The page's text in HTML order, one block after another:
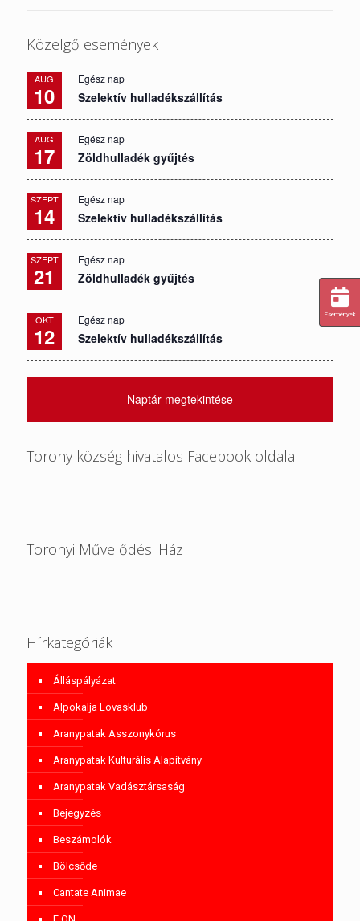
Közelgő események
AUG
10
Egész nap
Szelektív hulladékszállítás
AUG
17
Egész nap
Zöldhulladék gyűjtés
SZEPT
14
Egész nap
Szelektív hulladékszállítás
SZEPT
21
Egész nap
Zöldhulladék gyűjtés
OKT
12
Egész nap
Szelektív hulladékszállítás
Naptár megtekintése
Torony község hivatalos Facebook oldala
Toronyi Művelődési Ház
Hírkategóriák
Álláspályázat
Alpokalja Lovasklub
Aranypatak Asszonykórus
Aranypatak Kulturális Alapítvány
Aranypatak Vadásztársaság
Bejegyzés
Beszámolók
Bölcsőde
Cantate Animae
Események